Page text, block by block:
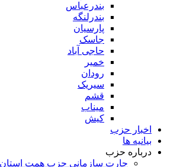
بندرعباس
بندرلنگه
پارسیان
جاسک
حاجی آباد
خمیر
رودان
سیریک
قشم
میناب
کیش
اخبار حزب
بیانیه ها
درباره حزب
چارت سازمانی حزب همت